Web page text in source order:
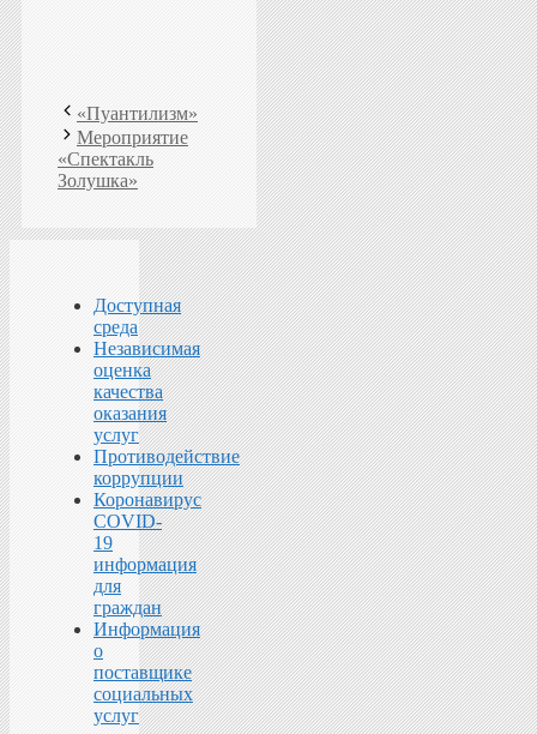
«Пуантилизм»
Мероприятие
«Спектакль
Золушка»
Доступная
среда
Независимая
оценка
качества
оказания
услуг
Противодействие
коррупции
Коронавирус
COVID-
19
информация
для
граждан
Информация
о
поставщике
социальных
услуг